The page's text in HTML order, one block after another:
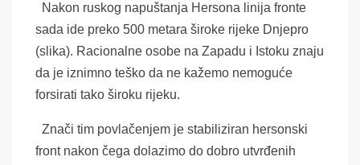
Nakon ruskog napuštanja Hersona linija fronte
sada ide preko 500 metara široke rijeke Dnjepro
(slika). Racionalne osobe na Zapadu i Istoku znaju
da je iznimno teško da ne kažemo nemoguće
forsirati tako široku rijeku.
Znači tim povlačenjem je stabiliziran hersonski
front nakon čega dolazimo do dobro utvrđenih